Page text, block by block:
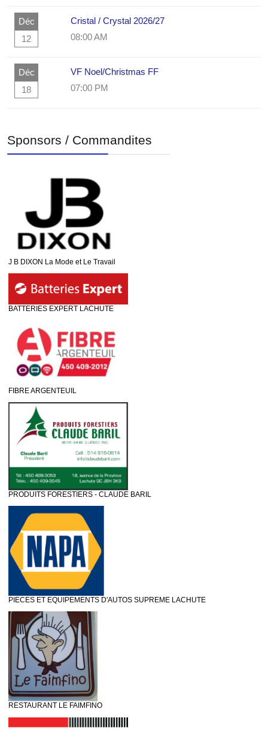
Déc
12
Cristal / Crystal 2026/27
08:00 AM
Déc
18
VF Noel/Christmas FF
07:00 PM
Sponsors / Commandites
J B DIXON La Mode et Le Travail
BATTERIES EXPERT LACHUTE
FIBRE ARGENTEUIL
PRODUITS FORESTIERS - CLAUDE BARIL
PIECES ET EQUIPEMENTS D'AUTOS SUPREME LACHUTE
RESTAURANT LE FAIMFINO